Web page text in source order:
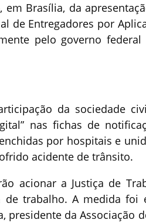
em Brasília, da
de Entregadores por
pelo governo
da sociedade
nas fichas de
por hospitais e
acidente de trânsito.
acionar a Justiça de
trabalho. A medida foi
presidente da Associação